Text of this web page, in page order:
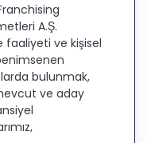
A.Ş.
faaliyeti ve kişisel
bulunmak,
ve aday